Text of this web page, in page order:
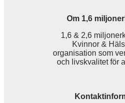
Om 1,6
1,6 & 2,6
Kvinnor &
organisation som
och livskvalitet för